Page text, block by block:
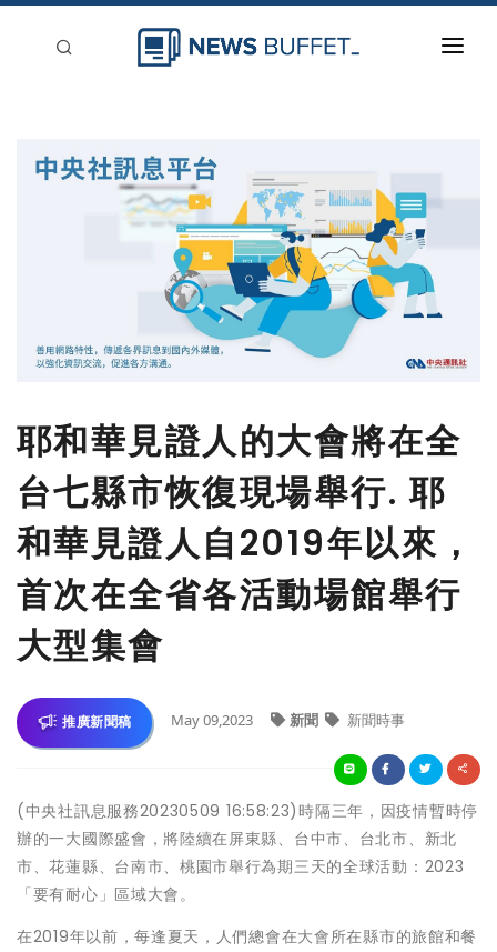
耶和華見證人的大會將在全
台七縣市恢復現場舉行. 耶
和華見證人自2019年以來，
首次在全省各活動場館舉行
大型集會
推廣新聞稿 May 09,2023 新聞 新聞時事
(中央社訊息服務20230509 16:58:23)時隔三年，因疫情暫時停
辦的一大國際盛會，將陸續在屏東縣、台中市、台北市、新北
市、花蓮縣、台南市、桃園市舉行為期三天的全球活動：2023
「要有耐心」區域大會。
在2019年以前，每逢夏天，人們總會在大會所在縣市的旅館和餐